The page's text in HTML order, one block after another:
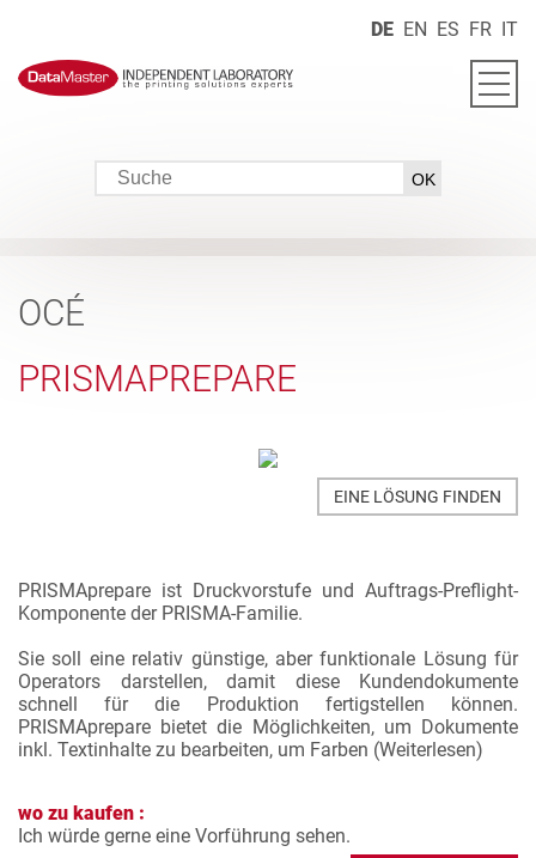
DE EN ES FR IT
OCÉ
PRISMAPREPARE
EINE LÖSUNG FINDEN
PRISMAprepare ist Druckvorstufe und Auftrags-Preflight-
Komponente der PRISMA-Familie.
Sie soll eine relativ günstige, aber funktionale Lösung für
Operators darstellen, damit diese Kundendokumente
schnell für die Produktion fertigstellen können.
PRISMAprepare bietet die Möglichkeiten, um Dokumente
inkl. Textinhalte zu bearbeiten, um Farben (Weiterlesen)
wo zu kaufen :
Ich würde gerne eine Vorführung sehen.